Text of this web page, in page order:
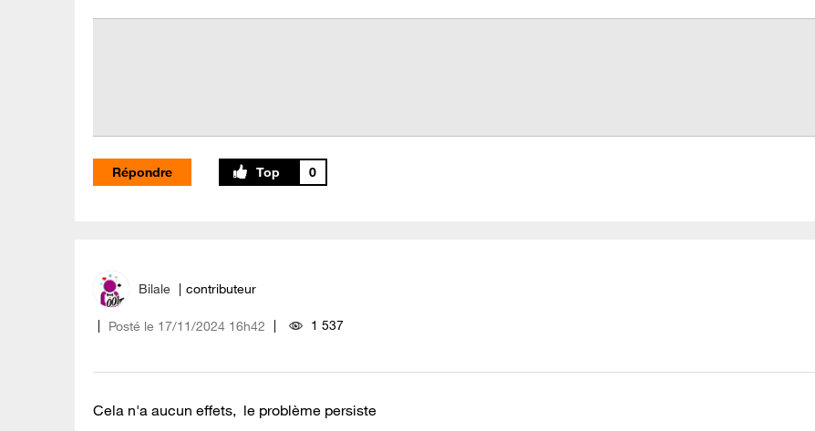
Répondre 0
Bilale contributeur
Posté le ‎17/11/2024 16h42 1 537
Cela n'a aucun effets, le problème persiste